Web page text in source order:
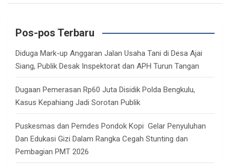
a
c
Pos-pos Terbaru
Diduga Mark-up Anggaran Jalan Usaha Tani di Desa Ajai
Siang, Publik Desak Inspektorat dan APH Turun Tangan
Dugaan Pemerasan Rp60 Juta Disidik Polda Bengkulu,
Kasus Kepahiang Jadi Sorotan Publik
Puskesmas dan Pemdes Pondok Kopi Gelar Penyuluhan
Dan Edukasi Gizi Dalam Rangka Cegah Stunting dan
Pembagian PMT 2026